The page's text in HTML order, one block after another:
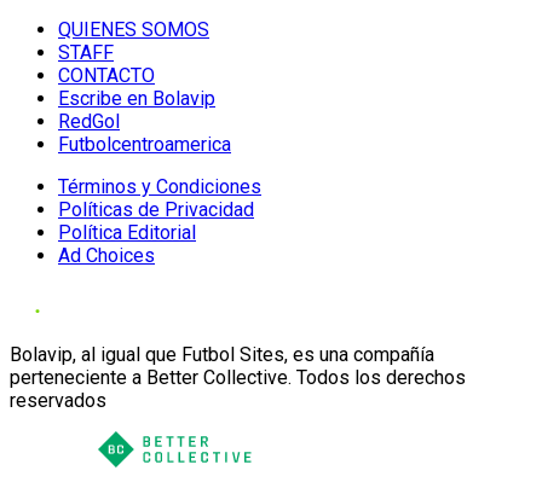
QUIENES SOMOS
STAFF
CONTACTO
Escribe en Bolavip
RedGol
Futbolcentroamerica
Términos y Condiciones
Políticas de Privacidad
Política Editorial
Ad Choices
Bolavip, al igual que Futbol Sites, es una compañía
perteneciente a Better Collective. Todos los derechos
reservados